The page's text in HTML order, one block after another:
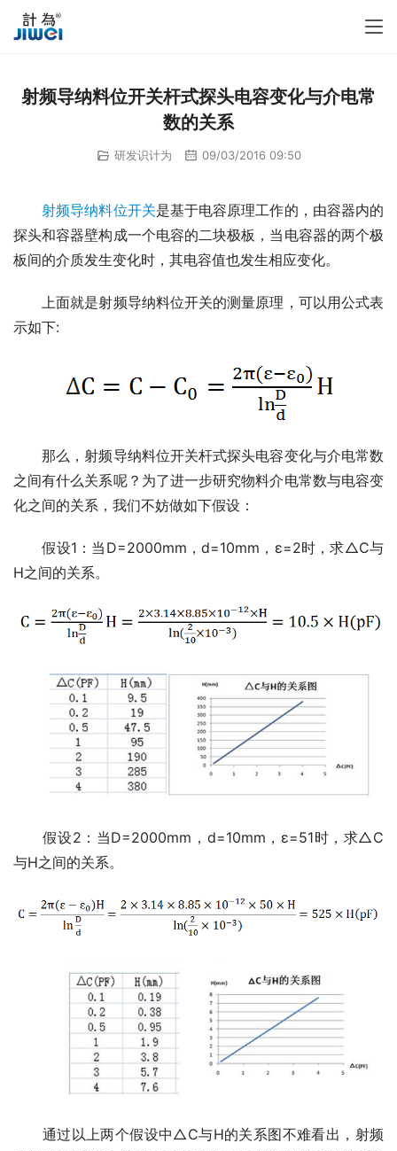
射频导纳料位开关杆式探头电容变化与介电常
数的关系
研发识计为 09/03/2016 09:50
射频导纳料位开关是基于电容原理工作的，由容器内的
探头和容器壁构成一个电容的二块极板，当电容器的两个极
板间的介质发生变化时，其电容值也发生相应变化。
上面就是射频导纳料位开关的测量原理，可以用公式表
示如下:
那么，射频导纳料位开关杆式探头电容变化与介电常数
之间有什么关系呢？为了进一步研究物料介电常数与电容变
化之间的关系，我们不妨做如下假设：
假设1：当D=2000mm，d=10mm，ε=2时，求△C与
H之间的关系。
假设2：当D=2000mm，d=10mm，ε=51时，求△C
与H之间的关系。
通过以上两个假设中△C与H的关系图不难看出，射频